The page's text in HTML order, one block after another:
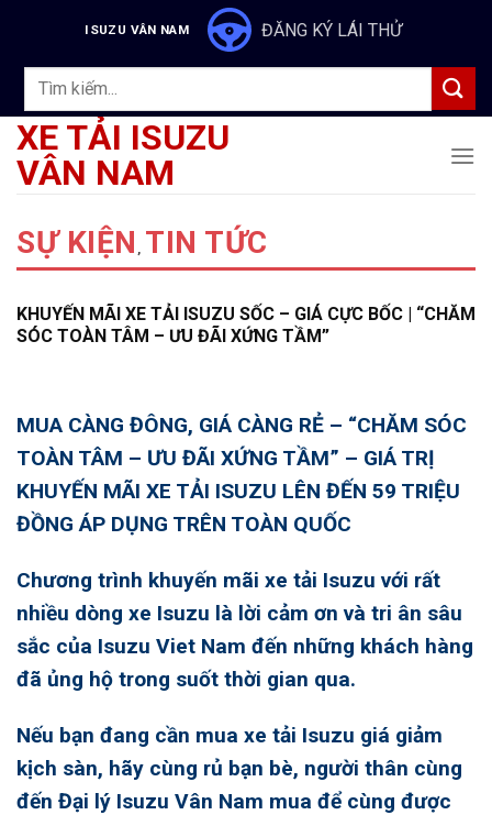
content
ISUZU VÂN NAM ĐĂNG KÝ LÁI THỬ
Tìm
XE TẢI ISUZU
VÂN NAM
SỰ KIỆN , TIN TỨC
KHUYẾN MÃI XE TẢI ISUZU SỐC – GIÁ CỰC BỐC | “CHĂM
SÓC TOÀN TÂM – ƯU ĐÃI XỨNG TẦM”
MUA CÀNG ĐÔNG, GIÁ CÀNG RẺ – “CHĂM SÓC
TOÀN TÂM – ƯU ĐÃI XỨNG TẦM” – GIÁ TRỊ
KHUYẾN MÃI XE TẢI ISUZU LÊN ĐẾN 59 TRIỆU
ĐỒNG ÁP DỤNG TRÊN TOÀN QUỐC
Chương trình khuyến mãi xe tải Isuzu với rất
nhiều dòng xe Isuzu là lời cảm ơn và tri ân sâu
sắc của Isuzu Viet Nam đến những khách hàng
đã ủng hộ trong suốt thời gian qua.
Nếu bạn đang cần mua xe tải Isuzu giá giảm
kịch sàn, hãy cùng rủ bạn bè, người thân cùng
đến Đại lý Isuzu Vân Nam mua để cùng được